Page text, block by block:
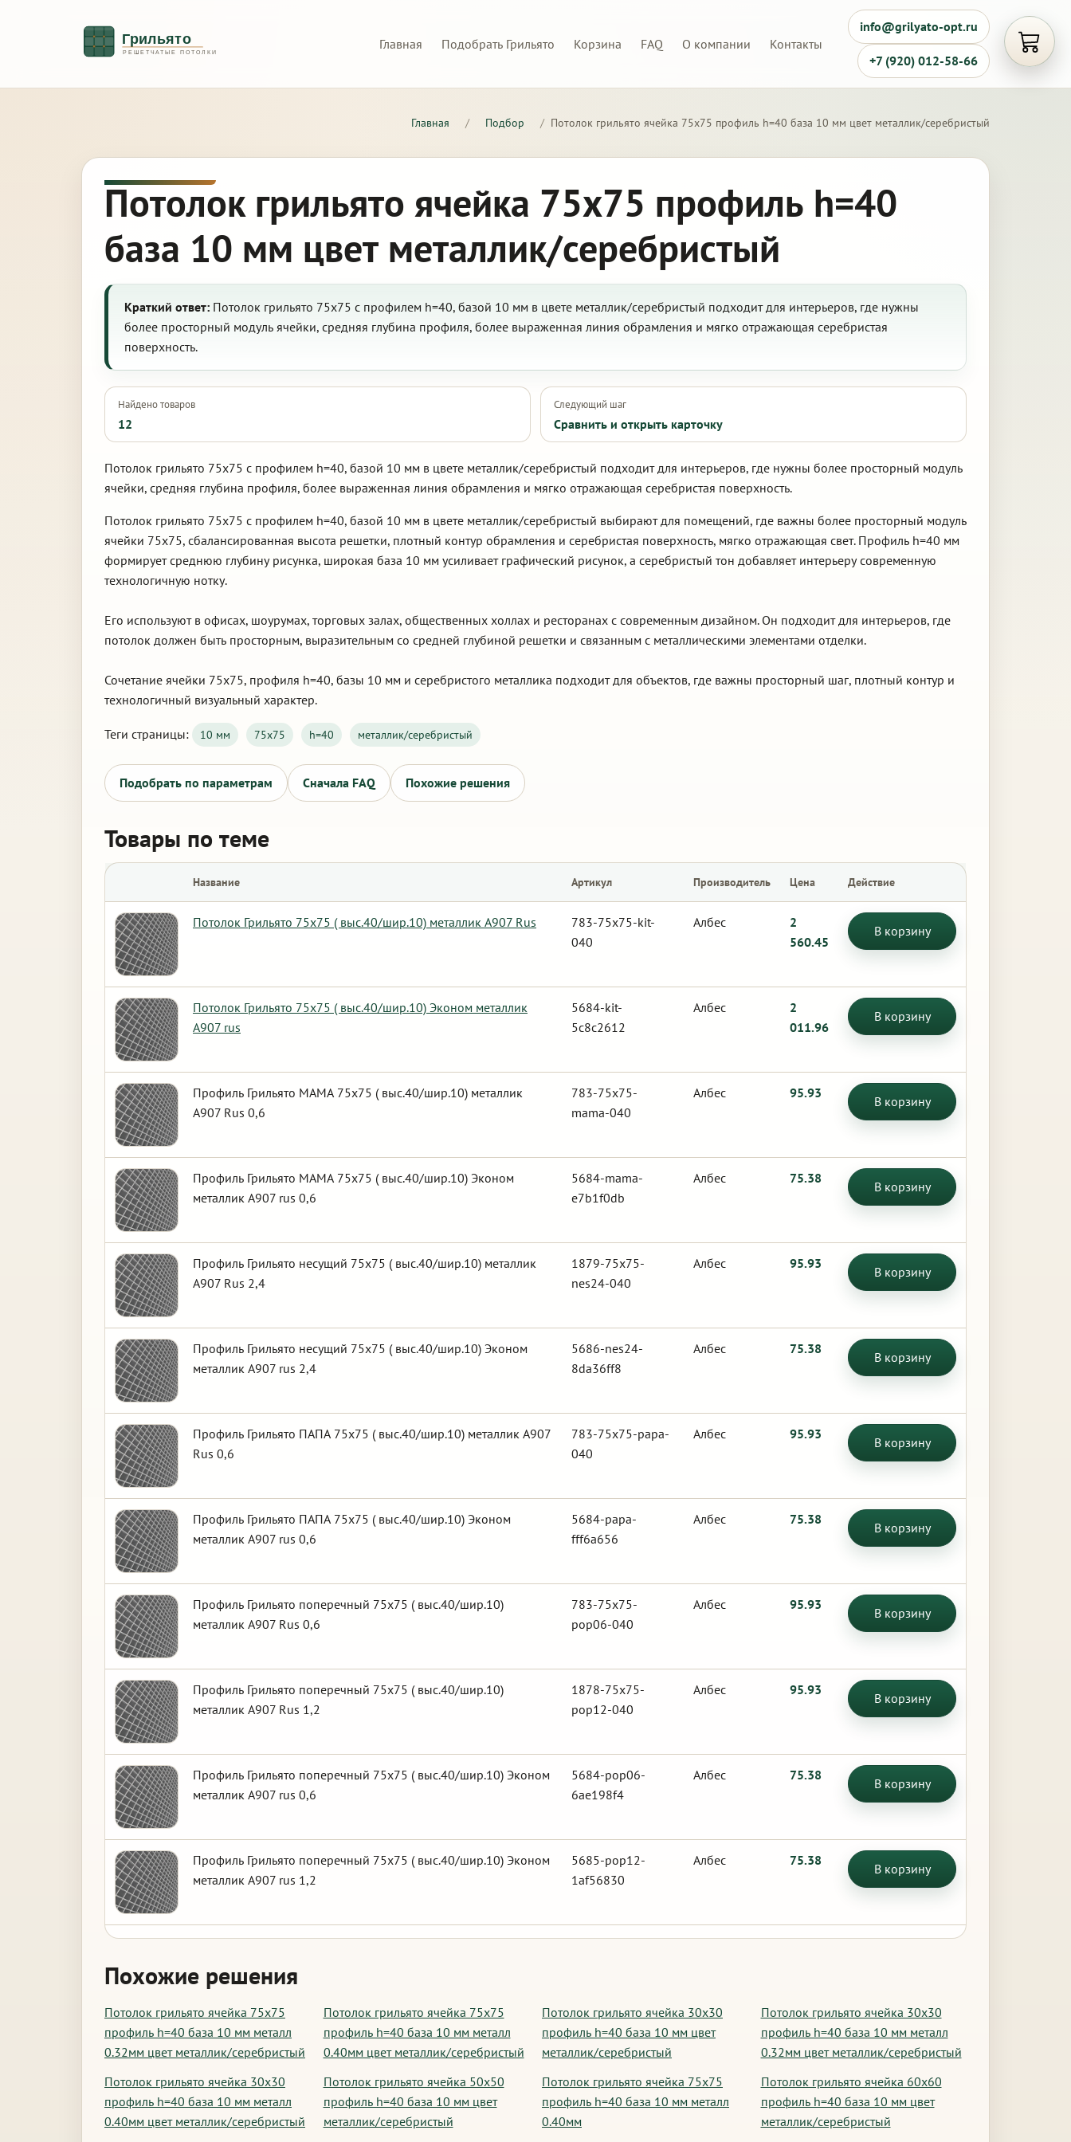
Главная Подобрать Грильято Корзина FAQ О компании Контакты
info@grilyato-opt.ru
+7 (920) 012-58-66
Главная / Подбор / Потолок грильято ячейка 75х75 профиль h=40 база 10 мм цвет металлик/серебристый
Потолок грильято ячейка 75х75 профиль h=40
база 10 мм цвет металлик/серебристый
Краткий ответ: Потолок грильято 75х75 с профилем h=40, базой 10 мм в цвете металлик/серебристый подходит для интерьеров, где нужны
более просторный модуль ячейки, средняя глубина профиля, более выраженная линия обрамления и мягко отражающая серебристая
поверхность.
Найдено товаров
12
Следующий шаг
Сравнить и открыть карточку
Потолок грильято 75х75 с профилем h=40, базой 10 мм в цвете металлик/серебристый подходит для интерьеров, где нужны более просторный модуль
ячейки, средняя глубина профиля, более выраженная линия обрамления и мягко отражающая серебристая поверхность.
Потолок грильято 75х75 с профилем h=40, базой 10 мм в цвете металлик/серебристый выбирают для помещений, где важны более просторный модуль
ячейки 75х75, сбалансированная высота решетки, плотный контур обрамления и серебристая поверхность, мягко отражающая свет. Профиль h=40 мм
формирует среднюю глубину рисунка, широкая база 10 мм усиливает графический рисунок, а серебристый тон добавляет интерьеру современную
технологичную нотку.
Его используют в офисах, шоурумах, торговых залах, общественных холлах и ресторанах с современным дизайном. Он подходит для интерьеров, где
потолок должен быть просторным, выразительным со средней глубиной решетки и связанным с металлическими элементами отделки.
Сочетание ячейки 75х75, профиля h=40, базы 10 мм и серебристого металлика подходит для объектов, где важны просторный шаг, плотный контур и
технологичный визуальный характер.
Теги страницы: 10 мм 75х75 h=40 металлик/серебристый
Подобрать по параметрам Сначала FAQ Похожие решения
Товары по теме
Название Артикул Производитель Цена Действие
Потолок Грильято 75х75 ( выс.40/шир.10) металлик А907 Rus
783-75x75-kit-
040
Албес
2
560.45
В корзину
Потолок Грильято 75х75 ( выс.40/шир.10) Эконом металлик
А907 rus
5684-kit-
5c8c2612
Албес
2
011.96
В корзину
Профиль Грильято МАМА 75х75 ( выс.40/шир.10) металлик
А907 Rus 0,6
783-75x75-
mama-040
Албес 95.93
В корзину
Профиль Грильято МАМА 75х75 ( выс.40/шир.10) Эконом
металлик А907 rus 0,6
5684-mama-
e7b1f0db
Албес 75.38
В корзину
Профиль Грильято несущий 75х75 ( выс.40/шир.10) металлик
А907 Rus 2,4
1879-75x75-
nes24-040
Албес 95.93
В корзину
Профиль Грильято несущий 75х75 ( выс.40/шир.10) Эконом
металлик А907 rus 2,4
5686-nes24-
8da36ff8
Албес 75.38
В корзину
Профиль Грильято ПАПА 75х75 ( выс.40/шир.10) металлик А907
Rus 0,6
783-75x75-papa-
040
Албес 95.93
В корзину
Профиль Грильято ПАПА 75х75 ( выс.40/шир.10) Эконом
металлик А907 rus 0,6
5684-papa-
fff6a656
Албес 75.38
В корзину
Профиль Грильято поперечный 75х75 ( выс.40/шир.10)
металлик А907 Rus 0,6
783-75x75-
pop06-040
Албес 95.93
В корзину
Профиль Грильято поперечный 75х75 ( выс.40/шир.10)
металлик А907 Rus 1,2
1878-75x75-
pop12-040
Албес 95.93
В корзину
Профиль Грильято поперечный 75х75 ( выс.40/шир.10) Эконом
металлик А907 rus 0,6
5684-pop06-
6ae198f4
Албес 75.38
В корзину
Профиль Грильято поперечный 75х75 ( выс.40/шир.10) Эконом
металлик А907 rus 1,2
5685-pop12-
1af56830
Албес 75.38
В корзину
Похожие решения
Потолок грильято ячейка 75х75
профиль h=40 база 10 мм металл
0.32мм цвет металлик/серебристый
Потолок грильято ячейка 75х75
профиль h=40 база 10 мм металл
0.40мм цвет металлик/серебристый
Потолок грильято ячейка 30х30
профиль h=40 база 10 мм цвет
металлик/серебристый
Потолок грильято ячейка 30х30
профиль h=40 база 10 мм металл
0.32мм цвет металлик/серебристый
Потолок грильято ячейка 30х30
профиль h=40 база 10 мм металл
0.40мм цвет металлик/серебристый
Потолок грильято ячейка 50х50
профиль h=40 база 10 мм цвет
металлик/серебристый
Потолок грильято ячейка 75х75
профиль h=40 база 10 мм металл
0.40мм
Потолок грильято ячейка 60х60
профиль h=40 база 10 мм цвет
металлик/серебристый
Открыть